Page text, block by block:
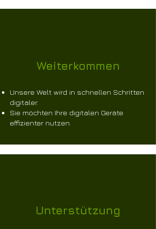
Weiterkommen
Unsere Welt wird in schnellen Schritten
digitaler.
Sie möchten Ihre digitalen Geräte
effizienter nutzen.
Unterstützung